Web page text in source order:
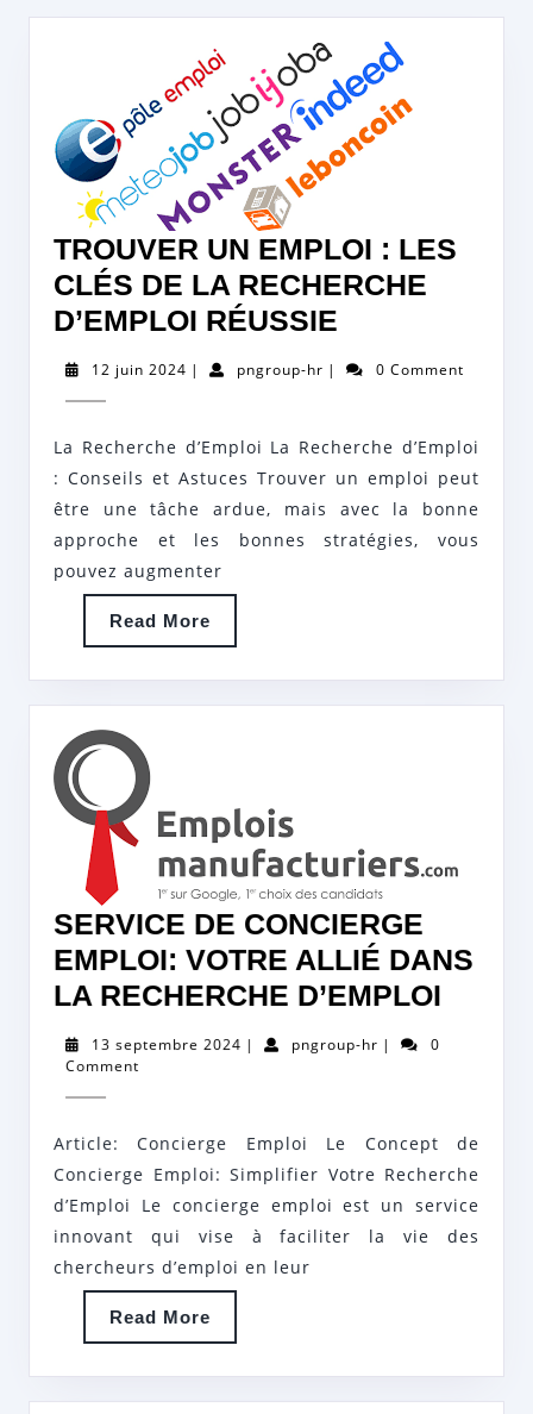
TROUVER UN EMPLOI : LES
CLÉS DE LA RECHERCHE
D’EMPLOI RÉUSSIE
UN
LES
CLÉS
DE
RÉUSSIE
12 juin 2024 12| pngroup-hrpngroup-
| 0 Comment
La Recherche d’Emploi La Recherche d’Emploi
: Conseils et Astuces Trouver un emploi peut
être une tâche ardue, mais avec la bonne
approche et les bonnes stratégies, vous
pouvez augmenter
Read More
More
SERVICE DE CONCIERGE
EMPLOI: VOTRE ALLIÉ DANS
LA RECHERCHE D’EMPLOI
ALLIÉ
DANS
LA
13 septembre 2024 13| pngroup-hrpngroup-
|
0
Comment
Article: Concierge Emploi Le Concept de
Concierge Emploi: Simplifier Votre Recherche
d’Emploi Le concierge emploi est un service
innovant qui vise à faciliter la vie des
chercheurs d’emploi en leur
Read More
More